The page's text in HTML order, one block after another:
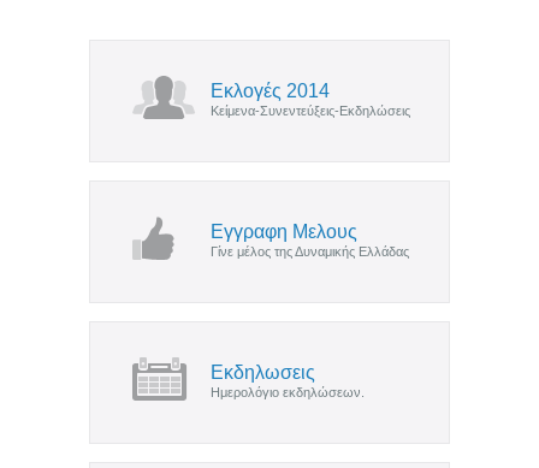
Εκλογές 2014
Κείμενα-Συνεντεύξεις-Εκδηλώσεις
Εγγραφη Μελους
Γίνε μέλος της Δυναμικής Ελλάδας
Εκδηλωσεις
Ημερολόγιο εκδηλώσεων.